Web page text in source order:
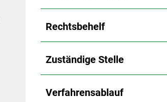
Rechtsbehelf
Zuständige Stelle
Verfahrensablauf